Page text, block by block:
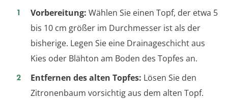
Vorbereitung: Wählen Sie einen Topf, der etwa 5
bis 10 cm größer im Durchmesser ist als der
bisherige. Legen Sie eine Drainageschicht aus
Kies oder Blähton am Boden des Topfes an.
Entfernen des alten Topfes: Lösen Sie den
Zitronenbaum vorsichtig aus dem alten Topf.